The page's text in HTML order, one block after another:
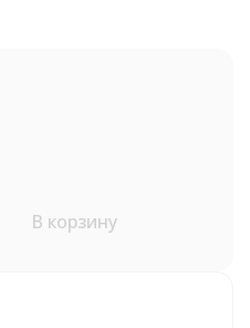
В корзину